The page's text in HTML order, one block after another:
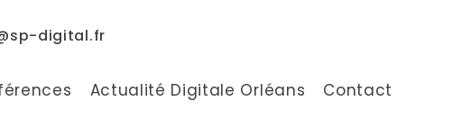
digital.fr
Actualité Digitale Orléans Contact